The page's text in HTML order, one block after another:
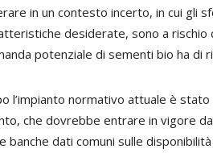
in un contesto incerto, in cui gli
desiderate, sono a
potenziale di sementi bio ha di
l’impianto normativo attuale è
che dovrebbe entrare in vigore
banche dati comuni sulle